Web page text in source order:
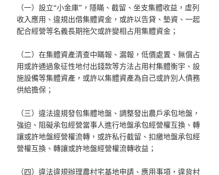
（一）設立“小金庫”，隱瞞、截留、坐支集體收益，虛列
收入應用、違規出借集體資金，或許以告貸、墊資、一起
配合經營等名義長期拖欠或許變相占用集體資金；
（二）在集體資產清查中瞞報、漏報，低價處置、無償占
用或許通過象征性地付出錢款等方法占用村集體衡宇、設
施設備等集體資產，或許以集體資產為自己或許別人債務
供給擔保；
（三）違法違規發包集體地盤、調整發出農戶承包地盤，
強迫、阻礙承包經營當事人進行地盤承包經營權互換、轉
讓或許地盤經營權流轉，或許私行截留、扣繳地盤承包經
營權互換、轉讓或許地盤經營權流轉收益；
（四）違法違規辦理農村宅基地申請、應用事項，違背村